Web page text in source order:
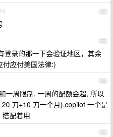
32
33
登录的那一下会验证地区，其余
付应付美国法律:)
34
一周限制, 一周的配额会超, 所以
刀+10 刀一个月),copilot 一个是
配着用
35